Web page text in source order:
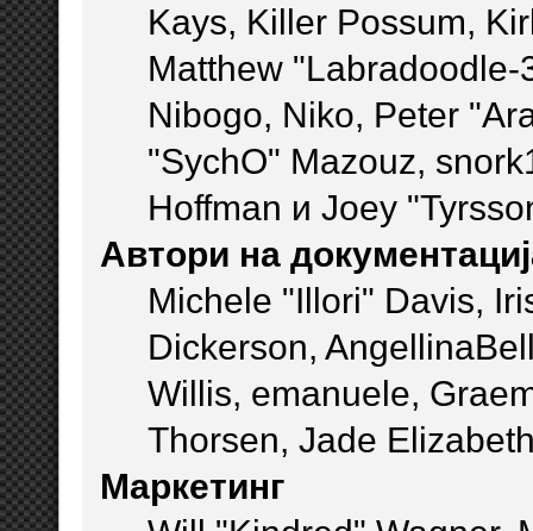
Kays, Killer Possum,
Matthew
Nibogo, Niko, Peter
"SychO" Mazouz,
Hoffman и Joey
Автори на
Michele "Illori" Davis,
Dickerson,
Willis, emanuele,
Thorsen, Jade
Маркетинг